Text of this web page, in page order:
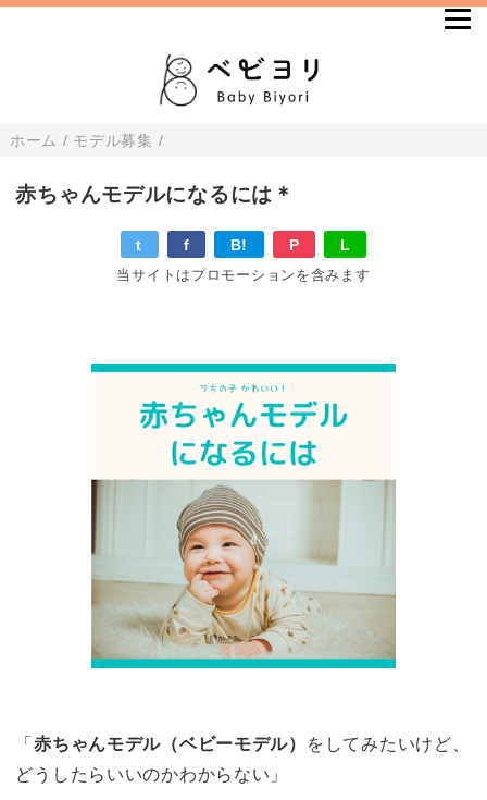
ホーム / モデル募集 /
赤ちゃんモデルになるには＊
t f B! P L
当サイトはプロモーションを含みます
「赤ちゃんモデル（ベビーモデル）
をしてみたいけど、
どうしたらいいのかわからない」